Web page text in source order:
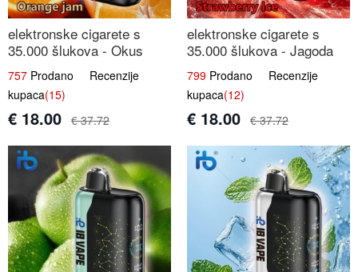
elektronske cigarete s
35.000 šlukova - Okus
Narančinog Džema |
Dugotrajno Iskustvo
757 Prodano Recenzije
kupaca(15)
€ 18.00 € 37.72
elektronske cigarete s
35.000 šlukova - Jagoda
Led | Ohladivši i
Osježavajući Okus
799 Prodano Recenzije
kupaca(12)
€ 18.00 € 37.72